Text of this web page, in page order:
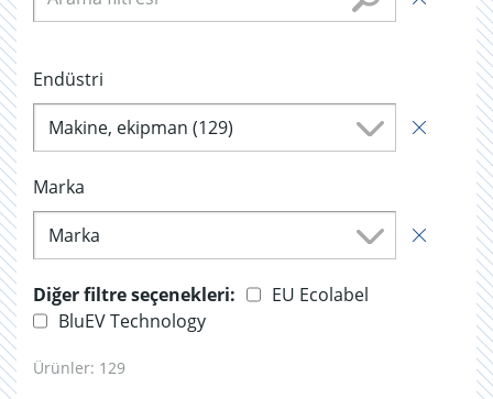
Endüstri
Makine, ekipman (129)
Marka
Marka
Diğer filtre seçenekleri:
EU Ecolabel
BluEV Technology
Ürünler: 129